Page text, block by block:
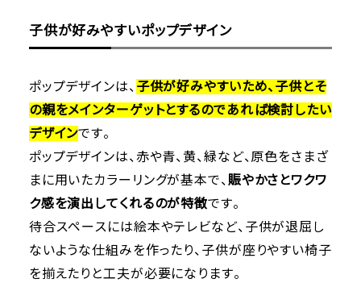
子供が好みやすいポップデザイン
ポップデザインは、 子供が好みやすいため、子供とそ
の親をメインターゲットとするのであれば検討したい
デザインです。
ポップデザインは、赤や青、黄、緑など、原色をさまざ
まに用いたカラーリングが基本で、賑やかさとワクワ
ク感を演出してくれるのが特徴です。
待合スペースには絵本やテレビなど、子供が退屈し
ないような仕組みを作ったり、子供が座りやすい椅子
を揃えたりと工夫が必要になります。